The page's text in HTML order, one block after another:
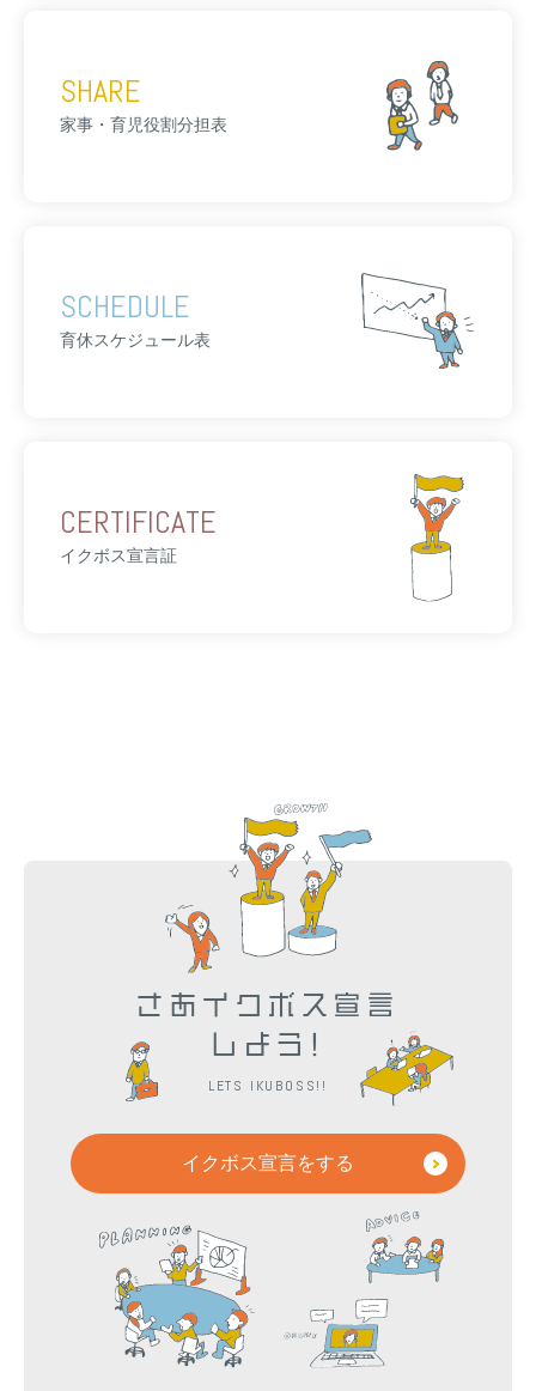
SHARE
家事・育児役割分担表
SCHEDULE
育休スケジュール表
CERTIFICATE
イクボス宣言証
さあイクボス宣言
しよう!
LETS IKUBOSS!!
イクボス宣言をする